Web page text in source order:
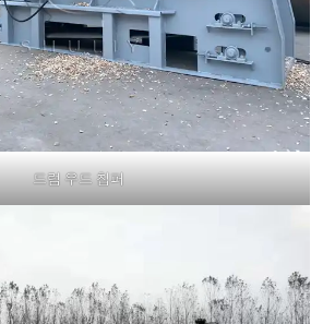
드럼 우드 칩퍼